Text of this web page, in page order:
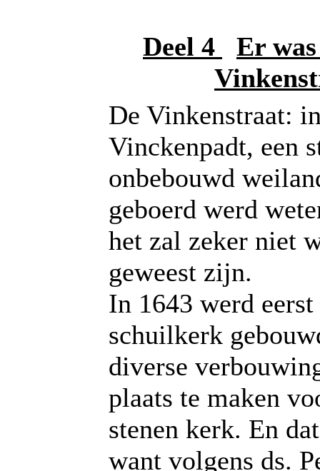
Deel 4
Er
De Vinkenstraat:
Vinckenpadt, een
onbebouwd
geboerd werd
het zal zeker niet
geweest zijn.
In 1643 werd eerst
schuilkerk
diverse
plaats te maken
stenen kerk. En
want volgens ds.